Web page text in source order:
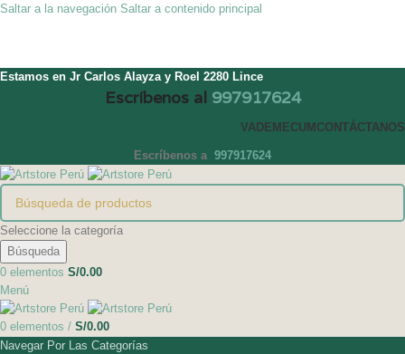
Saltar a la navegación Saltar a contenido principal
Estamos en Jr Carlos Alayza y Roel 2280 Lince
Escríbenos al 997917624
VADEMECUM CONTÁCTANOS
Escríbenos a 997917624
Seleccione la categoría
Búsqueda
0 elementos S/0.00
Menú
0 elementos / S/0.00
Navegar Por Las Categorías